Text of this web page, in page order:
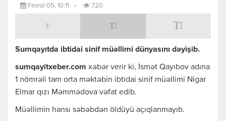
Fevral 05, 10:11 • 720
Sumqayıtda ibtidai sinif müəllimi dünyasını dəyişib.
sumqayitxeber.com xəbər verir ki, İsmət Qayıbov adına
1 nömrəli tam orta məktəbin ibtidai sinif müəllimi Nigar
Elmar qızı Məmmədova vəfat edib.
Müəllimin hansı səbəbdən öldüyü açıqlanmayıb.